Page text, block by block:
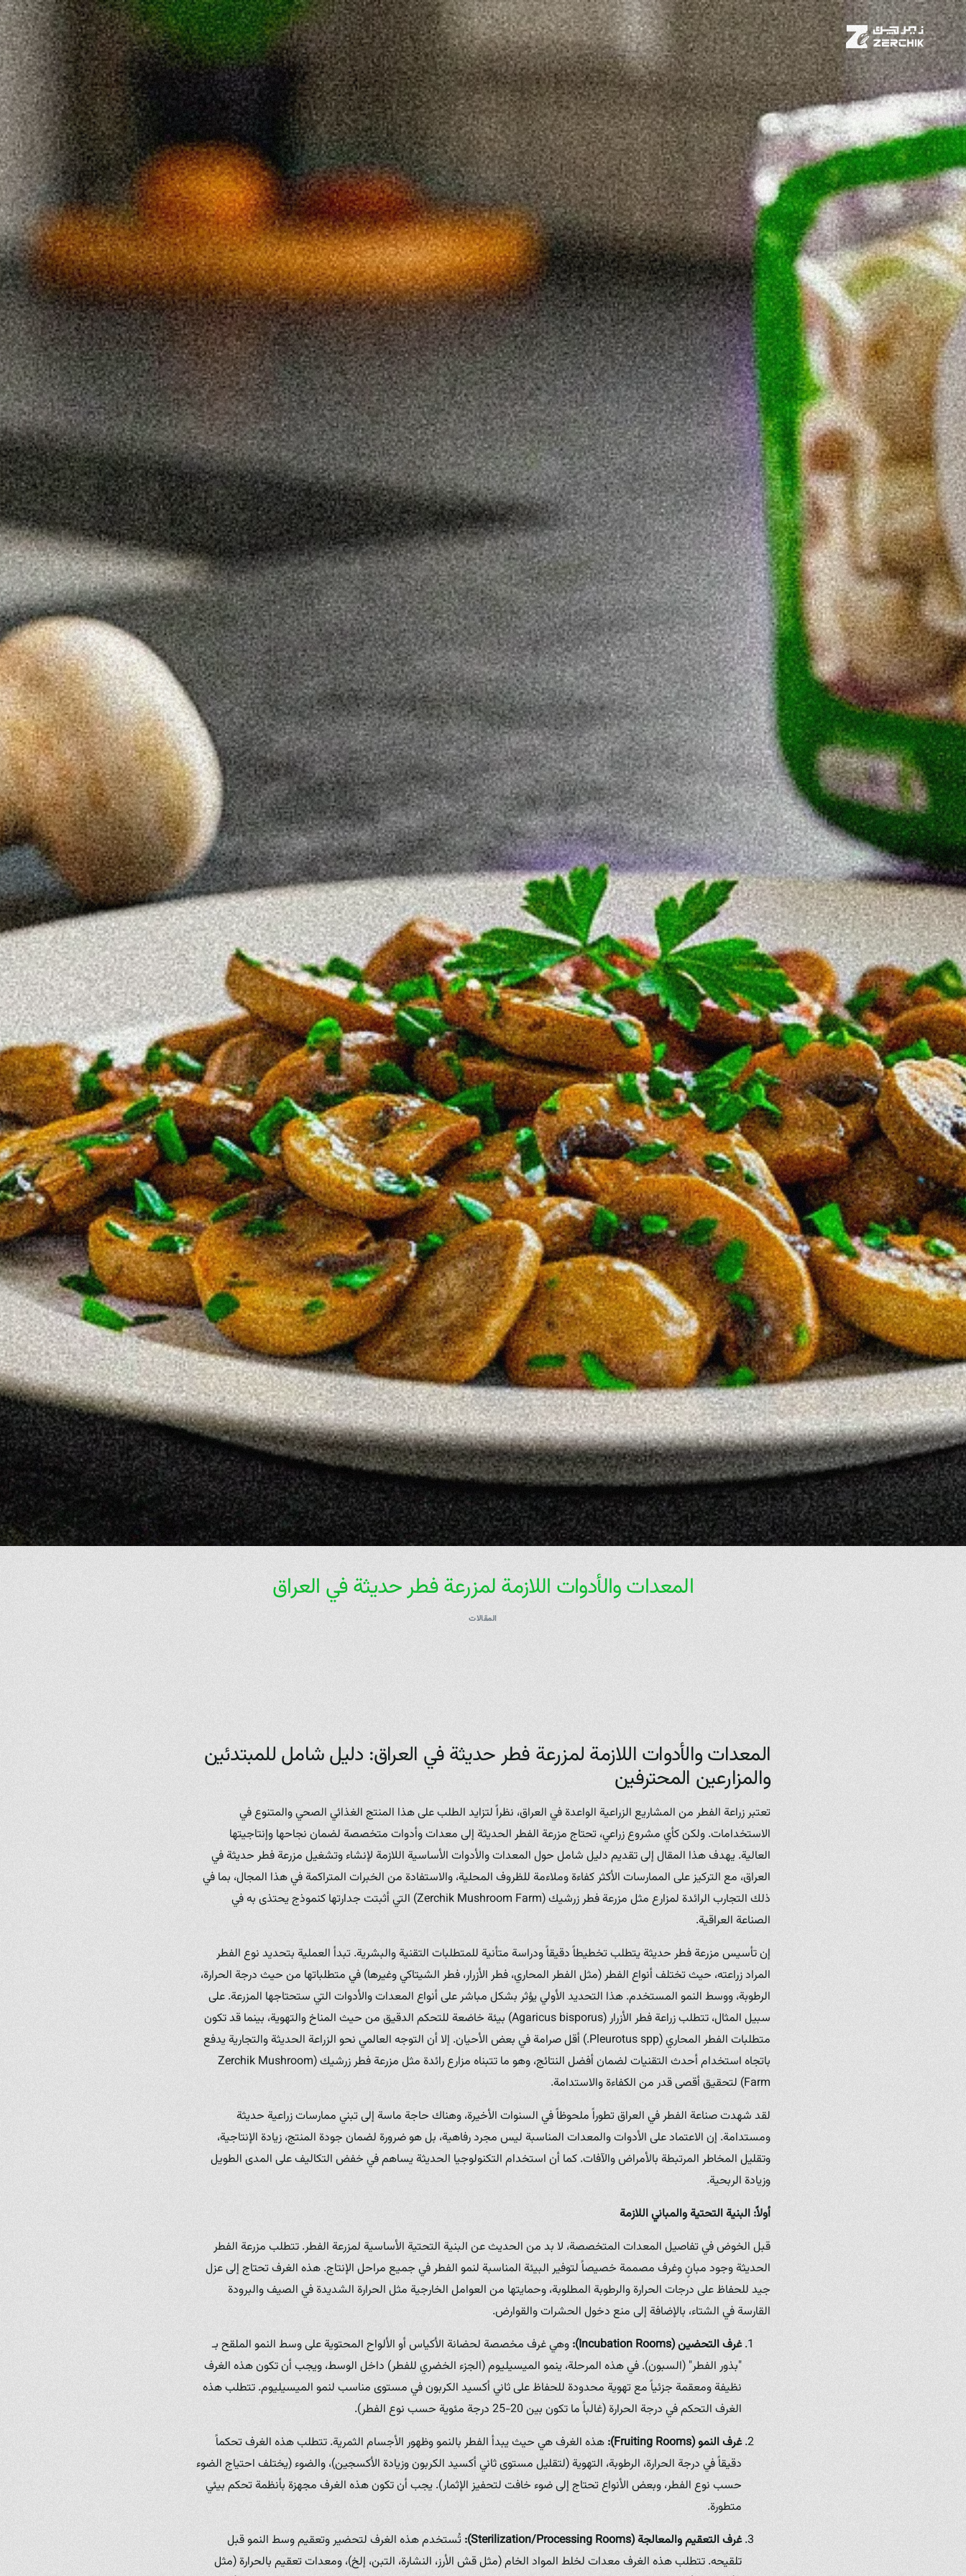
المعدات والأدوات اللازمة لمزرعة فطر حديثة في العراق
المقالات
المعدات والأدوات اللازمة لمزرعة فطر حديثة في العراق: دليل شامل للمبتدئين
والمزارعين المحترفين
تعتبر زراعة الفطر من المشاريع الزراعية الواعدة في العراق، نظراً لتزايد الطلب على هذا المنتج الغذائي الصحي والمتنوع في
الاستخدامات. ولكن كأي مشروع زراعي، تحتاج مزرعة الفطر الحديثة إلى معدات وأدوات متخصصة لضمان نجاحها وإنتاجيتها
العالية. يهدف هذا المقال إلى تقديم دليل شامل حول المعدات والأدوات الأساسية اللازمة لإنشاء وتشغيل مزرعة فطر حديثة في
العراق، مع التركيز على الممارسات الأكثر كفاءة وملاءمة للظروف المحلية، والاستفادة من الخبرات المتراكمة في هذا المجال، بما في
ذلك التجارب الرائدة لمزارع مثل مزرعة فطر زرشيك (Zerchik Mushroom Farm) التي أثبتت جدارتها كنموذج يحتذى به في
الصناعة العراقية.
إن تأسيس مزرعة فطر حديثة يتطلب تخطيطاً دقيقاً ودراسة متأنية للمتطلبات التقنية والبشرية. تبدأ العملية بتحديد نوع الفطر
المراد زراعته، حيث تختلف أنواع الفطر (مثل الفطر المحاري، فطر الأزرار، فطر الشيتاكي وغيرها) في متطلباتها من حيث درجة الحرارة،
الرطوبة، ووسط النمو المستخدم. هذا التحديد الأولي يؤثر بشكل مباشر على أنواع المعدات والأدوات التي ستحتاجها المزرعة. على
سبيل المثال، تتطلب زراعة فطر الأزرار (Agaricus bisporus) بيئة خاضعة للتحكم الدقيق من حيث المناخ والتهوية، بينما قد تكون
متطلبات الفطر المحاري (Pleurotus spp.) أقل صرامة في بعض الأحيان. إلا أن التوجه العالمي نحو الزراعة الحديثة والتجارية يدفع
باتجاه استخدام أحدث التقنيات لضمان أفضل النتائج، وهو ما تتبناه مزارع رائدة مثل مزرعة فطر زرشيك (Zerchik Mushroom
Farm) لتحقيق أقصى قدر من الكفاءة والاستدامة.
لقد شهدت صناعة الفطر في العراق تطوراً ملحوظاً في السنوات الأخيرة، وهناك حاجة ماسة إلى تبني ممارسات زراعية حديثة
ومستدامة. إن الاعتماد على الأدوات والمعدات المناسبة ليس مجرد رفاهية، بل هو ضرورة لضمان جودة المنتج، زيادة الإنتاجية،
وتقليل المخاطر المرتبطة بالأمراض والآفات. كما أن استخدام التكنولوجيا الحديثة يساهم في خفض التكاليف على المدى الطويل
وزيادة الربحية.
أولاً: البنية التحتية والمباني اللازمة
قبل الخوض في تفاصيل المعدات المتخصصة، لا بد من الحديث عن البنية التحتية الأساسية لمزرعة الفطر. تتطلب مزرعة الفطر
الحديثة وجود مبانٍ وغرف مصممة خصيصاً لتوفير البيئة المناسبة لنمو الفطر في جميع مراحل الإنتاج. هذه الغرف تحتاج إلى عزل
جيد للحفاظ على درجات الحرارة والرطوبة المطلوبة، وحمايتها من العوامل الخارجية مثل الحرارة الشديدة في الصيف والبرودة
القارسة في الشتاء، بالإضافة إلى منع دخول الحشرات والقوارض.
غرف التحضين (Incubation Rooms):
وهي غرف مخصصة لحضانة الأكياس أو الألواح المحتوية على وسط النمو الملقح بـ
"بذور الفطر" (السبون). في هذه المرحلة، ينمو الميسيليوم (الجزء الخضري للفطر) داخل الوسط، ويجب أن تكون هذه الغرف
نظيفة ومعقمة جزئياً مع تهوية محدودة للحفاظ على ثاني أكسيد الكربون في مستوى مناسب لنمو الميسيليوم. تتطلب هذه
الغرف التحكم في درجة الحرارة (غالباً ما تكون بين 20-25 درجة مئوية حسب نوع الفطر).
غرف النمو (Fruiting Rooms):
هذه الغرف هي حيث يبدأ الفطر بالنمو وظهور الأجسام الثمرية. تتطلب هذه الغرف تحكماً
دقيقاً في درجة الحرارة، الرطوبة، التهوية (لتقليل مستوى ثاني أكسيد الكربون وزيادة الأكسجين)، والضوء (يختلف احتياج الضوء
حسب نوع الفطر، وبعض الأنواع تحتاج إلى ضوء خافت لتحفيز الإثمار). يجب أن تكون هذه الغرف مجهزة بأنظمة تحكم بيئي
متطورة.
غرف التعقيم والمعالجة (Sterilization/Processing Rooms):
تُستخدم هذه الغرف لتحضير وتعقيم وسط النمو قبل
تلقيحه. تتطلب هذه الغرف معدات لخلط المواد الخام (مثل قش الأرز، النشارة، التبن، إلخ)، ومعدات تعقيم بالحرارة (مثل